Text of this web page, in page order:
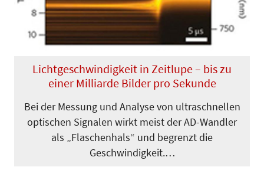
Lichtgeschwindigkeit in Zeitlupe – bis zu
einer Milliarde Bilder pro Sekunde
Bei der Messung und Analyse von ultraschnellen
optischen Signalen wirkt meist der AD-Wandler
als „Flaschenhals“ und begrenzt die
Geschwindigkeit.…